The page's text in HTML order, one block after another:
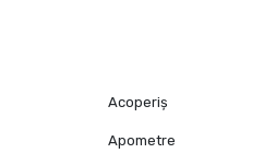
Acoperiș
Apometre